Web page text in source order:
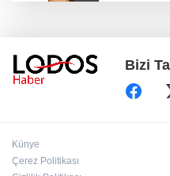
Bakan
aydınlatıldı!
Bizi
Künye
Çerez Politikası